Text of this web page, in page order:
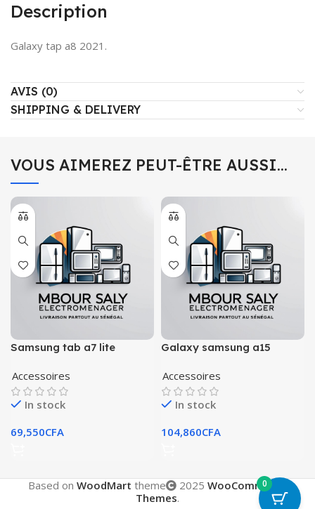
Description
Galaxy tap a8 2021.
AVIS (0)
SHIPPING & DELIVERY
VOUS AIMEREZ PEUT-ÊTRE AUSSI…
Samsung tab a7 lite
Accessoires
In stock
69,550CFA
Galaxy samsung a15
Accessoires
In stock
104,860CFA
Based on WoodMart theme 2025 WooCommerce
Themes.
0